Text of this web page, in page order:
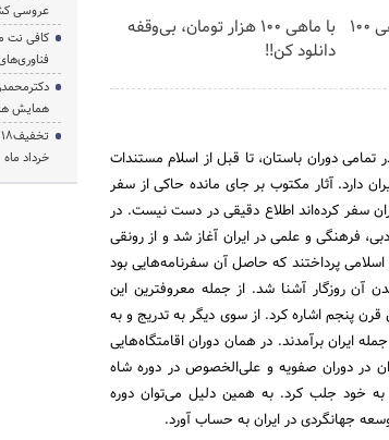
3000 گیگ اینترنت؛ فقط ماهی 100
با ماهی 100 هزار تومان، بی‌وقفه
دانلود کن!!
دوران باستان، تا قبل از اسلام مستندات
دارد. آثار مکتوب‌ بر جای مانده حاکی از سفر
سفر کرده‌اند اطلاع دقیقی در دست نیست. در
فرهنگی و علمی در ایران آغاز شد و از رونقی
پرداختند که حاصل آن سفرنامه‌هایی بود
آن روزگار آشنا شد. از جمله معروفترین این
پنجم اشاره کرد. از سوی دیگر به تدریج و به
ایران برآمدند. در همان دوران اقامتگاه‌هایی
در دوران صفویه و علی‌الخصوص در دوره شاه
به خود جلب کرد. به همین دلیل می‌توان دوره
جهانگردی در ایران به حساب آورد.
عروسی کشور
کافی نت
همایش
خرداد ماه